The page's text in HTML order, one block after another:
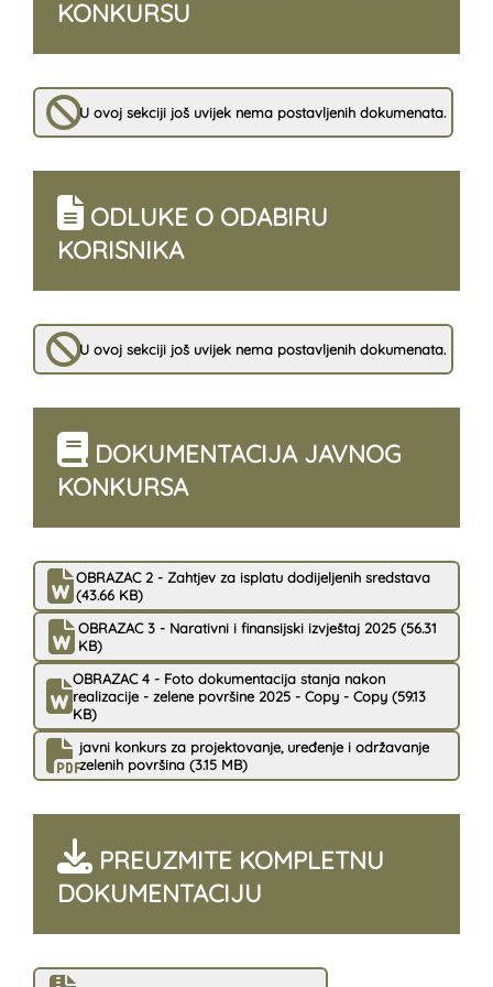
KONKURSU
U ovoj sekciji još uvijek nema postavljenih dokumenata.
ODLUKE O ODABIRU
KORISNIKA
U ovoj sekciji još uvijek nema postavljenih dokumenata.
DOKUMENTACIJA JAVNOG
KONKURSA
OBRAZAC 2 - Zahtjev za isplatu dodijeljenih sredstava
(43.66 KB)
OBRAZAC 3 - Narativni i finansijski izvještaj 2025 (56.31
KB)
OBRAZAC 4 - Foto dokumentacija stanja nakon
realizacije - zelene površine 2025 - Copy - Copy (59.13
KB)
javni konkurs za projektovanje, uređenje i održavanje
zelenih površina (3.15 MB)
PREUZMITE KOMPLETNU
DOKUMENTACIJU